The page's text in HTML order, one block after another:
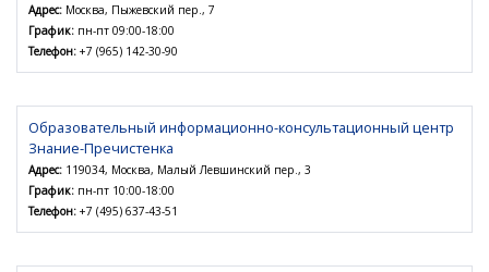
Адрес: Москва, Пыжевский пер., 7
График: пн-пт 09:00-18:00
Телефон: +7 (965) 142-30-90
Образовательный информационно-консультационный центр
Знание-Пречистенка
Адрес: 119034, Москва, Малый Левшинский пер., 3
График: пн-пт 10:00-18:00
Телефон: +7 (495) 637-43-51